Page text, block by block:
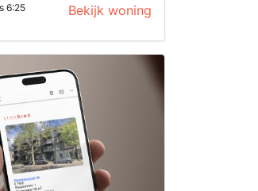
6:25 Bekijk woning